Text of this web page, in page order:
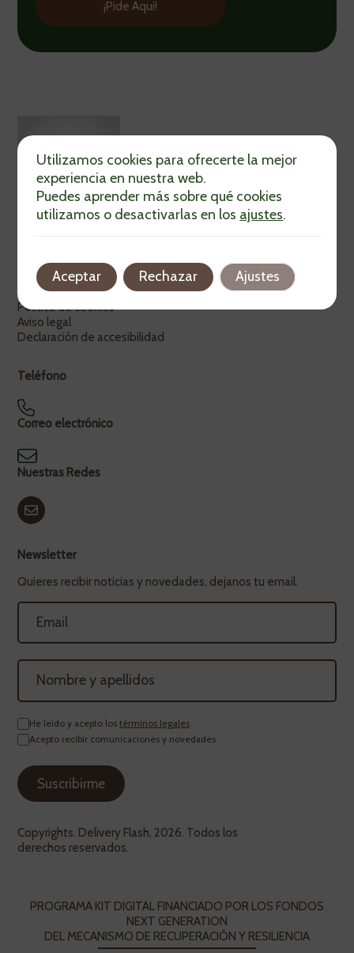
¡Pide Aquí!
Legal
Política de privacidad
Política de cookies
Aviso legal
Declaración de accesibilidad
Teléfono
Correo electrónico
Nuestras Redes
Newsletter
Quieres recibir noticias y novedades, dejanos tu email.
He leído y acepto los términos legales
Acepto recibir comunicaciones y novedades
Copyrights. Delivery Flash, 2026. Todos los
derechos reservados.
PROGRAMA KIT DIGITAL FINANCIADO POR LOS FONDOS
NEXT GENERATION
DEL MECANISMO DE RECUPERACIÓN Y RESILIENCIA
Utilizamos cookies para ofrecerte la mejor
experiencia en nuestra web.
Puedes aprender más sobre qué cookies
utilizamos o desactivarlas en los ajustes.
Aceptar Rechazar Ajustes